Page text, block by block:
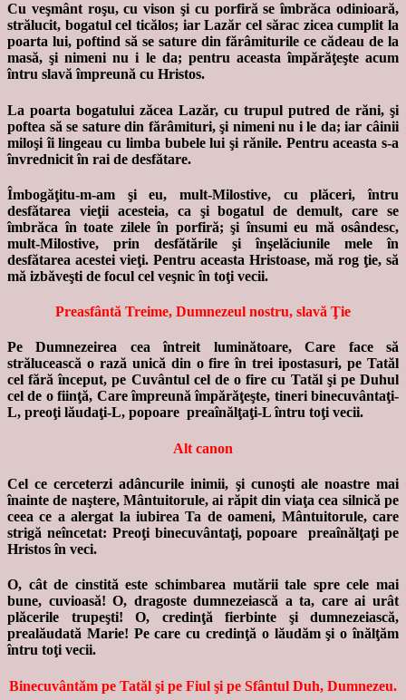
Cu veşmânt roşu, cu vison şi cu porfiră se îmbrăca odinioară,
strălucit, bogatul cel ticălos; iar Lazăr cel sărac zicea cumplit la
poarta lui, poftind să se sature din fărâmiturile ce cădeau de la
masă, şi nimeni nu i le da; pentru aceasta împărăţeşte acum
întru slavă împreună cu Hristos.
La poarta bogatului zăcea Lazăr, cu trupul putred de răni, şi
poftea să se sature din fărâmituri, şi nimeni nu i le da; iar câinii
miloşi îi lingeau cu limba bubele lui şi rănile. Pentru aceasta s-a
învrednicit în rai de desfătare.
Îmbogăţitu-m-am şi eu, mult-Milostive, cu plăceri, întru
desfătarea vieţii acesteia, ca şi bogatul de demult, care se
îmbrăca în toate zilele în porfiră; şi însumi eu mă osândesc,
mult-Milostive, prin desfătările şi înşelăciunile mele în
desfătarea acestei vieţi. Pentru aceasta Hristoase, mă rog ţie, să
mă izbăveşti de focul cel veşnic în toţi vecii.
Preasfântă Treime, Dumnezeul nostru, slavă Ţie
Pe Dumnezeirea cea întreit luminătoare, Care face să
strălucească o rază unică din o fire în trei ipostasuri, pe Tatăl
cel fără început, pe Cuvântul cel de o fire cu Tatăl şi pe Duhul
cel de o fiinţă, Care împreună împărăţeşte, tineri binecuvântaţi-
L, preoţi lăudaţi-L, popoare preaînălţaţi-L întru toţi vecii.
Alt canon
Cel ce cerceterzi adâncurile inimii, şi cunoşti ale noastre mai
înainte de naştere, Mântuitorule, ai răpit din viaţa cea silnică pe
ceea ce a alergat la iubirea Ta de oameni, Mântuitorule, care
strigă neîncetat: Preoţi binecuvântaţi, popoare preaînălţaţi pe
Hristos în veci.
O, cât de cinstită este schimbarea mutării tale spre cele mai
bune, cuvioasă! O, dragoste dumnezeiască a ta, care ai urât
plăcerile trupeşti! O, credinţă fierbinte şi dumnezeiască,
prealăudată Marie! Pe care cu credinţă o lăudăm şi o înălţăm
întru toţi vecii.
Binecuvântăm pe Tatăl şi pe Fiul şi pe Sfântul Duh, Dumnezeu.